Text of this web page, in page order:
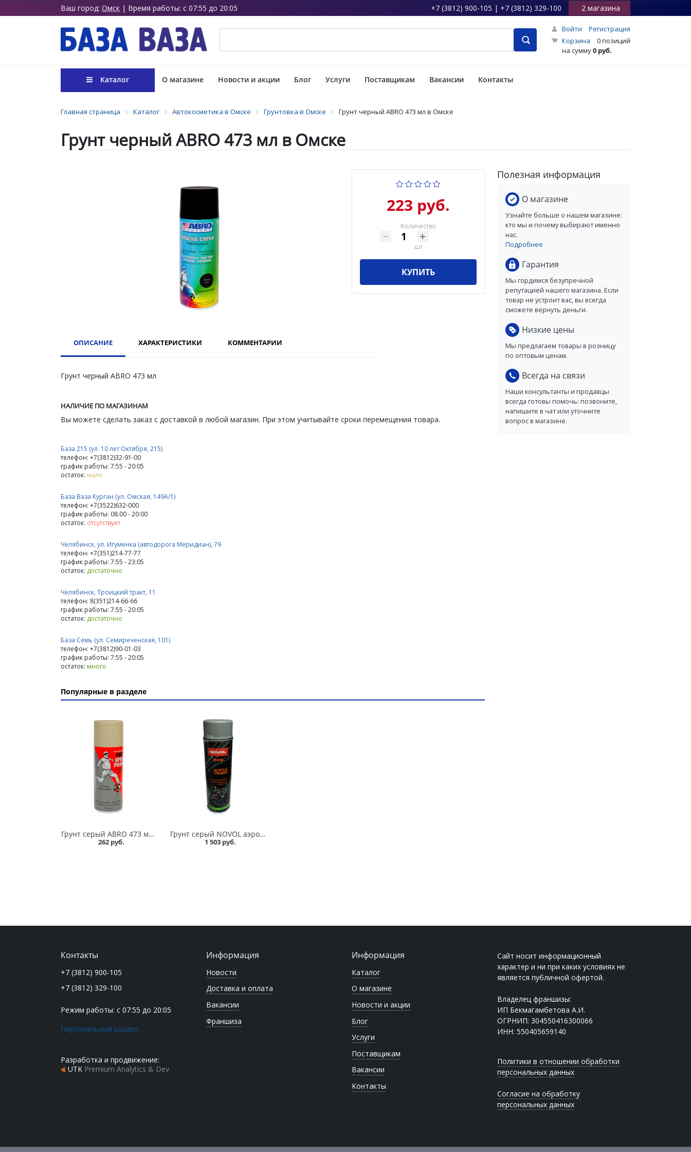
Ваш город: Омск | Время работы: с 07:55 до 20:05 +7 (3812) 900-105 | +7 (3812) 329-100 2 магазина
Войти
Регистрация
Корзина
0 позиций
на сумму0 руб.
Каталог О магазине Новости и акции Блог Услуги Поставщикам Вакансии Контакты
Главная страница Каталог Автокосметика в Омске Грунтовка в Омске Грунт черный ABRO 473 мл в Омске
Грунт черный ABRO 473 мл в Омске
223 руб.
Количество
шт
КУПИТЬ
ОПИСАНИЕ ХАРАКТЕРИСТИКИ КОММЕНТАРИИ
Грунт черный ABRO 473 мл
НАЛИЧИЕ ПО МАГАЗИНАМ
Вы можете сделать заказ с доставкой в любой магазин. При этом учитывайте сроки перемещения товара.
База 215 (ул. 10 лет Октября, 215)
телефон: +7(3812)32-91-00
график работы: 7:55 - 20:05
остаток: мало
База Ваза Курган (ул. Омская, 149А/1)
телефон: +7(3522)632-000
график работы: 08:00 - 20:00
остаток: отсутствует
Челябинск, ул. Игуменка (автодорога Меридиан), 79
телефон: +7(351)214-77-77
график работы: 7:55 - 23:05
остаток: достаточно
Челябинск, Троицкий тракт, 11
телефон: 8(351)214-66-66
график работы: 7:55 - 20:05
остаток: достаточно
База Семь (ул. Семиреченская, 101)
телефон: +7(3812)90-01-03
график работы: 7:55 - 20:05
остаток: много
Популярные в разделе
Грунт серый ABRO 473 мл в Омске
262 руб.
Грунт серый NOVOL аэрозоль 500 мл в Омске
1 503 руб.
Полезная информация
О магазине
Узнайте больше о нашем магазине:
кто мы и почему выбирают именно
нас.
Подробнее
Гарантия
Мы гордимся безупречной
репутацией нашего магазина. Если
товар не устроит вас, вы всегда
сможете вернуть деньги.
Низкие цены
Мы предлагаем товары в розницу
по оптовым ценам.
Всегда на связи
Наши консультанты и продавцы
всегда готовы помочь: позвоните,
напишите в чат или уточните
вопрос в магазине.
Информация
Новости
Доставка и оплата
Вакансии
Франшиза
Информация
Каталог
О магазине
Новости и акции
Блог
Услуги
Поставщикам
Вакансии
Контакты
Сайт носит информационный
характер и ни при каких условиях не
является публичной офертой.
Владелец франшизы:
ИП Бекмагамбетова А.И.
ОГРНИП: 304550416300066
ИНН: 550405659140
Политики в отношении обработки
персональных данных
Согласие на обработку
персональных данных
Контакты
+7 (3812) 900-105
+7 (3812) 329-100
Режим работы: с 07:55 до 20:05
Персональный раздел
Разработка и продвижение:
UTK Premium Analytics & Dev